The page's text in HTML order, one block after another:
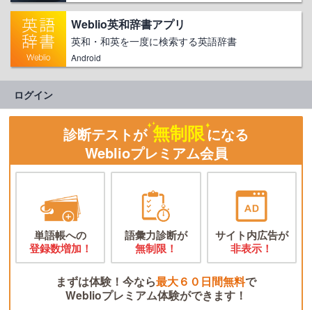
Weblio英和辞書アプリ
英和・和英を一度に検索する英語辞書
Android
ログイン
診断テストが 無制限になる
Weblioプレミアム会員
単語帳への
登録数増加！
語彙力診断が
無制限！
サイト内広告が
非表示！
まずは体験！今なら最大６０日間無料で
Weblioプレミアム体験ができます！